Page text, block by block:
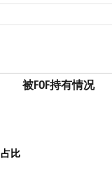
占比
被FOF持有情况